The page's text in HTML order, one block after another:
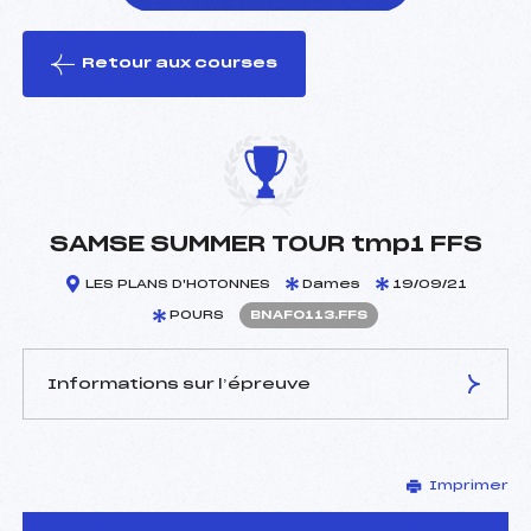
le ski
Retour aux courses
SAMSE SUMMER TOUR tmp1 FFS
LES PLANS D'HOTONNES Dames 19/09/21
POURS BNAF0113.FFS
Informations sur l’épreuve
GRANDCLEMENT YVES
(MJ)
Imprimer